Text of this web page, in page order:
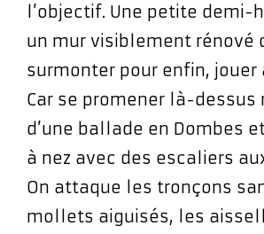
l’objectif. Une petite
un mur visiblement rénové
surmonter pour enfin,
Car se promener là-dessus
d’une ballade en Dombes
à nez avec des escaliers
On attaque les tronçons
mollets aiguisés, les